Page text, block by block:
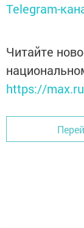
Telegram-
Читайте
https://